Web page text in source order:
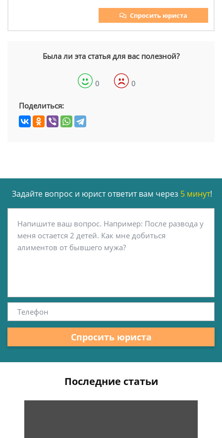
Спросить юриста
Была ли эта статья для вас полезной?
0 0
Поделиться:
Задайте вопрос и юрист ответит вам через 5 минут!
Спросить юриста
Последние статьи